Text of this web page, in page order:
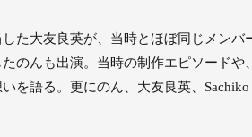
た大友良英が、当時とほぼ同じメンバ
のんも出演。当時の制作エピソードや
を語る。更にのん、大友良英、